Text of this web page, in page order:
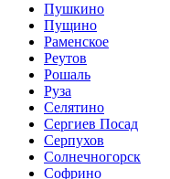
Пушкино
Пущино
Раменское
Реутов
Рошаль
Руза
Селятино
Сергиев Посад
Серпухов
Солнечногорск
Софрино